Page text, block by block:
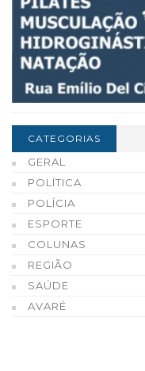
CATEGORIAS
GERAL
POLÍTICA
POLÍCIA
ESPORTE
COLUNAS
REGIÃO
SAÚDE
AVARÉ